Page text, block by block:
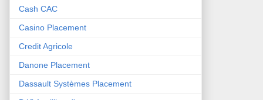
Cash CAC
Casino Placement
Credit Agricole
Danone Placement
Dassault Systèmes Placement